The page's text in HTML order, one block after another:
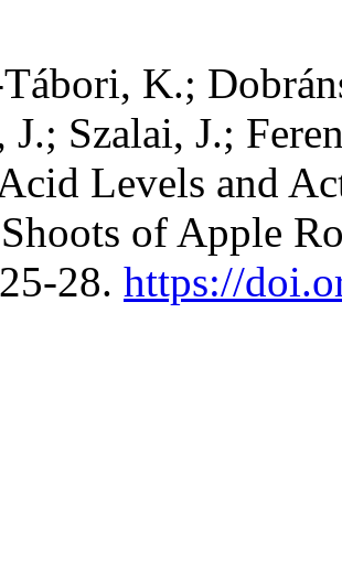
K.;
J.; Szalai, J.;
Levels and
of Apple
28. https://